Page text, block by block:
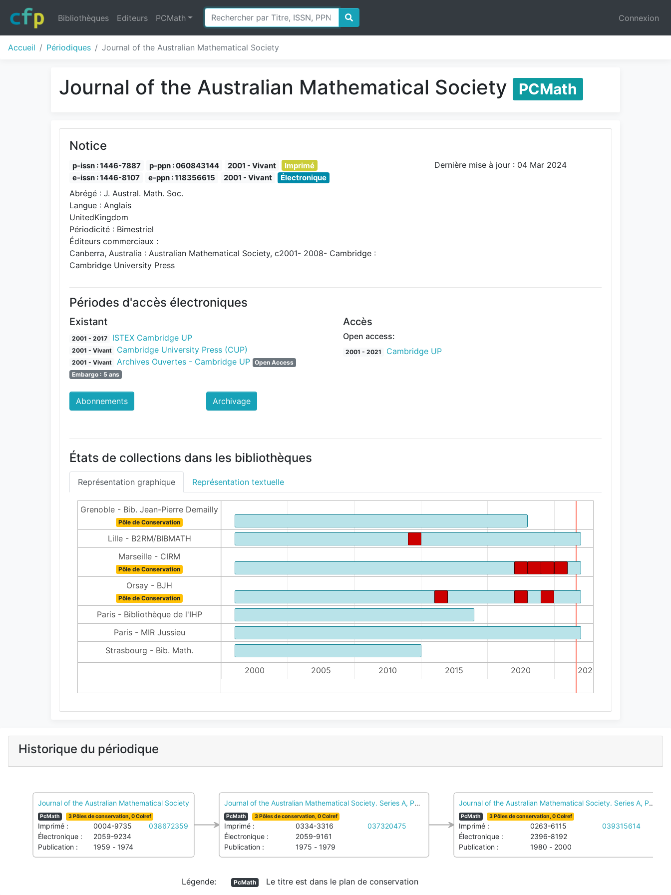
Bibliothèques Editeurs PCMath Connexion
Accueil Périodiques Journal of the Australian Mathematical Society
Journal of the Australian Mathematical Society PCMath
Notice
p-issn : 1446-7887 p-ppn : 060843144 2001 - Vivant
Imprimé
e-issn : 1446-8107
e-ppn : 118356615 2001 - Vivant Électronique
Abrégé : J. Austral. Math. Soc.
Langue : Anglais
UnitedKingdom
Périodicité : Bimestriel
Éditeurs commerciaux :
Canberra, Australia : Australian Mathematical Society, c2001- 2008- Cambridge :
Cambridge University Press
Dernière mise à jour : 04 Mar 2024
Périodes d'accès électroniques
Existant
2001 - 2017 ISTEX Cambridge UP
2001 - Vivant Cambridge University Press (CUP)
2001 - Vivant Archives Ouvertes - Cambridge UP
Open Access
Embargo : 5 ans
Accès
Open access:
2001 - 2021 Cambridge UP
Abonnements Archivage
États de collections dans les bibliothèques
Représentation graphique Représentation textuelle
Grenoble - Bib. Jean-Pierre Demailly
Pôle de Conservation
Lille - B2RM/BIBMATH
Marseille - CIRM
Pôle de Conservation
Orsay - BJH
Pôle de Conservation
Paris - Bibliothèque de l'IHP
Paris - MIR Jussieu
Strasbourg - Bib. Math.
2000
2005 2010 2015 2020 2025
Historique du périodique
Journal of the Australian Mathematical Society
PcMath 3 Pôles de conservation, 0 Colref
Imprimé : 0004-9735
038672359
Électronique :
2059-9234
Publication :
1959 - 1974
Journal of the Australian Mathematical Society. Series A, Pure mathematics
PcMath 3 Pôles de conservation, 0 Colref
Imprimé : 0334-3316
037320475
Électronique :
2059-9161
Publication :
1975 - 1979
Journal of the Australian Mathematical Society. Series A, Pure
PcMath 3 Pôles de conservation, 0 Colref
Imprimé : 0263-6115
039315614
Électronique :
2396-8192
Publication :
1980 - 2000
Légende: PcMath Le titre est dans le plan de conservation